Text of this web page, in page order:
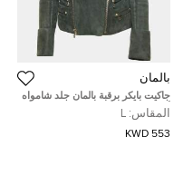
بالمان
جاكيت بايكر برقبة بالمان جلد شامواه
أخضر شيرلينغ مقاس كبير (لارج)
المقاس: L
553 KWD